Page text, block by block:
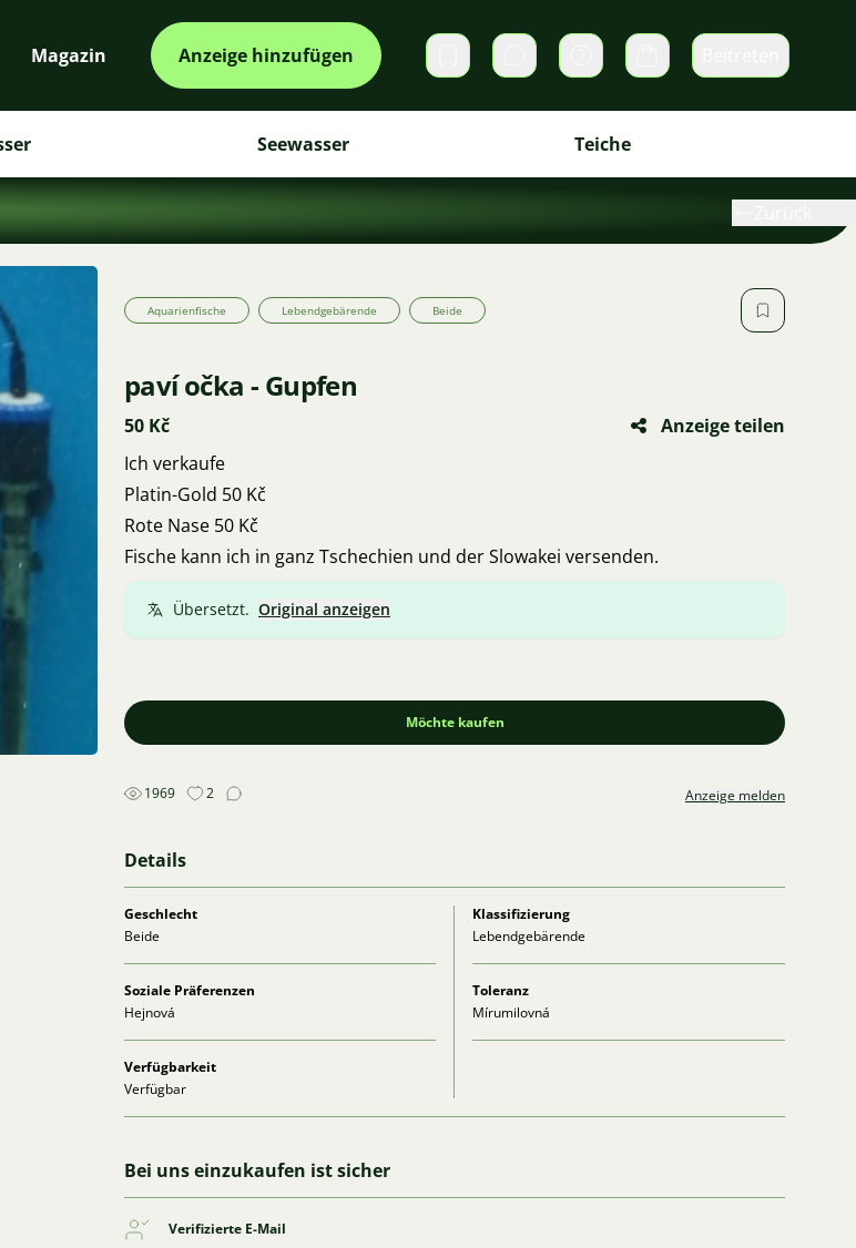
Magazin Anzeige hinzufügen DirektnachrichtenWarenkorb
Seewasser Teiche
Aquarienfische Lebendgebärende Beide
paví očka - Gupfen
50 Kč
Anzeige teilen
Ich verkaufe
Platin-Gold 50 Kč
Rote Nase 50 Kč
Fische kann ich in ganz Tschechien und der Slowakei versenden.
Übersetzt. Original anzeigen
Möchte kaufen
1969 2 Anzeige melden
Details
Geschlecht
Beide
Klassifizierung
Lebendgebärende
Soziale Präferenzen
Hejnová
Toleranz
Mírumilovná
Verfügbarkeit
Verfügbar
Bei uns einzukaufen ist sicher
Verifizierte E-Mail